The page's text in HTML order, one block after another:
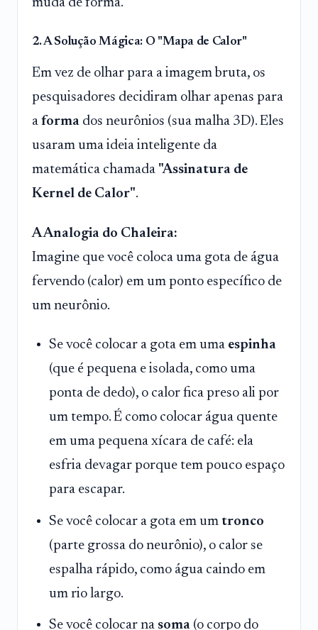
2. A Solução Mágica: O "Mapa de Calor"
Em vez de olhar para a imagem bruta, os
pesquisadores decidiram olhar apenas para
a forma dos neurônios (sua malha 3D). Eles
usaram uma ideia inteligente da
matemática chamada "Assinatura de
Kernel de Calor".
A Analogia do Chaleira:
Imagine que você coloca uma gota de água
fervendo (calor) em um ponto específico de
um neurônio.
Se você colocar a gota em uma espinha
(que é pequena e isolada, como uma
ponta de dedo), o calor fica preso ali por
um tempo. É como colocar água quente
em uma pequena xícara de café: ela
esfria devagar porque tem pouco espaço
para escapar.
Se você colocar a gota em um tronco
(parte grossa do neurônio), o calor se
espalha rápido, como água caindo em
um rio largo.
Se você colocar na soma (o corpo do